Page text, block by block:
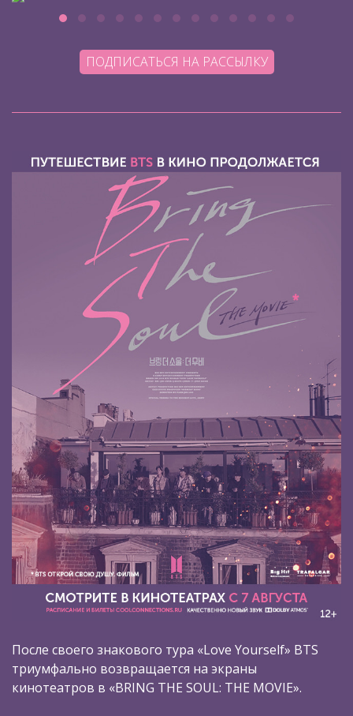
ПОДПИСАТЬСЯ НА РАССЫЛКУ
После своего знакового тура «Love Yourself» BTS
триумфально возвращается на экраны
кинотеатров в «BRING THE SOUL: THE MOVIE».